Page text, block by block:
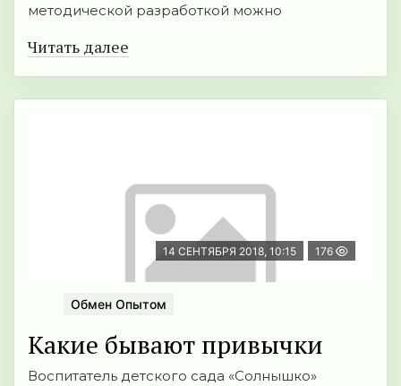
методической разработкой можно
Читать далее
14 СЕНТЯБРЯ 2018, 10:15 176
Обмен Опытом
Какие бывают привычки
Воспитатель детского сада «Солнышко»